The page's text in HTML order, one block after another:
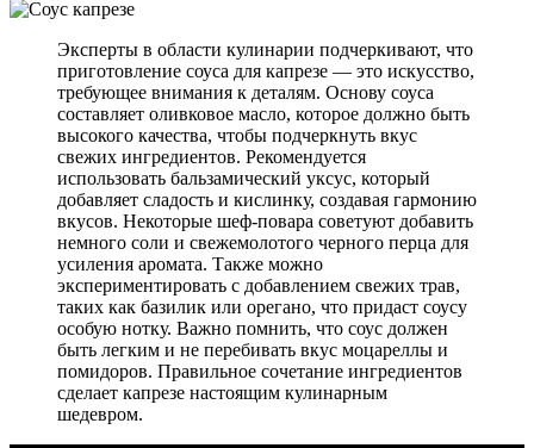
Эксперты в области кулинарии подчеркивают, что
приготовление соуса для капрезе — это искусство,
требующее внимания к деталям. Основу соуса
составляет оливковое масло, которое должно быть
высокого качества, чтобы подчеркнуть вкус
свежих ингредиентов. Рекомендуется
использовать бальзамический уксус, который
добавляет сладость и кислинку, создавая гармонию
вкусов. Некоторые шеф-повара советуют добавить
немного соли и свежемолотого черного перца для
усиления аромата. Также можно
экспериментировать с добавлением свежих трав,
таких как базилик или орегано, что придаст соусу
особую нотку. Важно помнить, что соус должен
быть легким и не перебивать вкус моцареллы и
помидоров. Правильное сочетание ингредиентов
сделает капрезе настоящим кулинарным
шедевром.